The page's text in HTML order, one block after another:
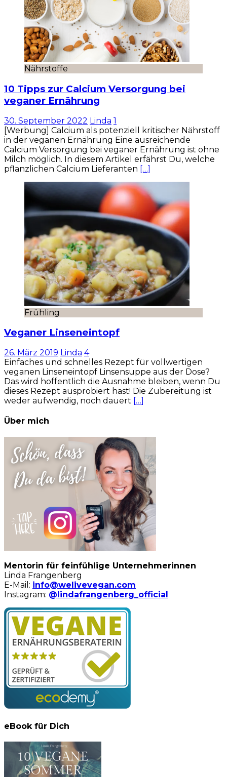
Nährstoffe
10 Tipps zur Calcium Versorgung bei
veganer Ernährung
30. September 2022 Linda 1
[Werbung] Calcium als potenziell kritischer Nährstoff
in der veganen Ernährung Eine ausreichende
Calcium Versorgung bei veganer Ernährung ist ohne
Milch möglich. In diesem Artikel erfährst Du, welche
pflanzlichen Calcium Lieferanten […]
Frühling
Veganer Linseneintopf
26. März 2019 Linda 4
Einfaches und schnelles Rezept für vollwertigen
veganen Linseneintopf Linsensuppe aus der Dose?
Das wird hoffentlich die Ausnahme bleiben, wenn Du
dieses Rezept ausprobiert hast! Die Zubereitung ist
weder aufwendig, noch dauert […]
Über mich
Mentorin für feinfühlige Unternehmerinnen
Linda Frangenberg
E-Mail: info@welivevegan.com
Instagram: @lindafrangenberg_official
eBook für Dich